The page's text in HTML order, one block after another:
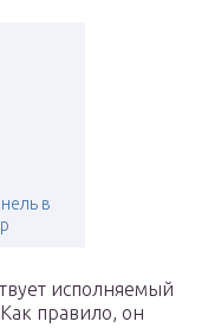
в
исполняемый
правило, он